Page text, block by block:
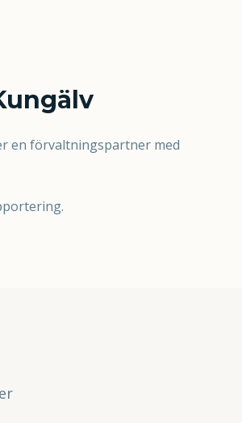
en förvaltningspartner med